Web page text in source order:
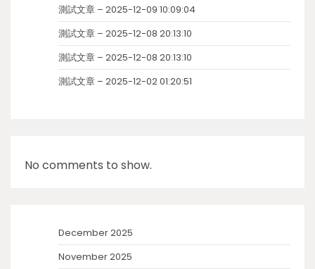
測試文章 – 2025-12-09 10:09:04
測試文章 – 2025-12-08 20:13:10
測試文章 – 2025-12-08 20:13:10
測試文章 – 2025-12-02 01:20:51
No comments to show.
December 2025
November 2025